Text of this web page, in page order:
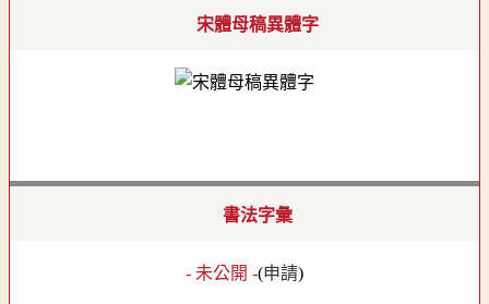
宋體母稿異體字
書法字彙
- 未公開 -(申請)